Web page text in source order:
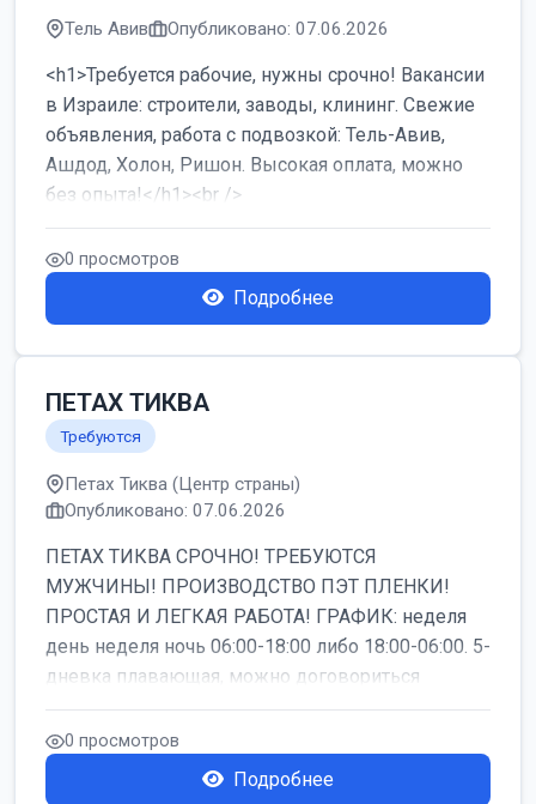
Тель Авив Опубликовано: 07.06.2026
<h1>Требуется рабочие, нужны срочно! Вакансии
в Израиле: строители, заводы, клининг. Свежие
объявления, работа с подвозкой: Тель-Авив,
Ашдод, Холон, Ришон. Высокая оплата, можно
без опыта!</h1><br />
...
0 просмотров
Подробнее
ПЕТАХ ТИКВА
Требуются
Петах Тиква (Центр страны)
Опубликовано: 07.06.2026
ПЕТАХ ТИКВА СРОЧНО! ТРЕБУЮТСЯ
МУЖЧИНЫ! ПРОИЗВОДСТВО ПЭТ ПЛЕНКИ!
ПРОСТАЯ И ЛЕГКАЯ РАБОТА! ГРАФИК: неделя
день неделя ночь 06:00-18:00 либо 18:00-06:00. 5-
дневка плавающая, можно договориться
работать б...
0 просмотров
Подробнее